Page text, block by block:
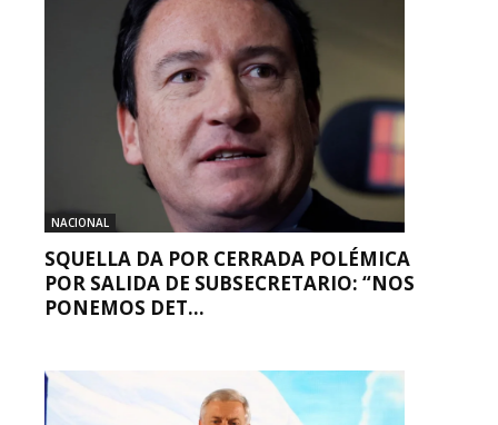
NACIONAL
SQUELLA DA POR CERRADA POLÉMICA
POR SALIDA DE SUBSECRETARIO: “NOS
PONEMOS DET...